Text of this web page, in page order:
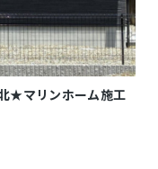
★マリンホーム施工